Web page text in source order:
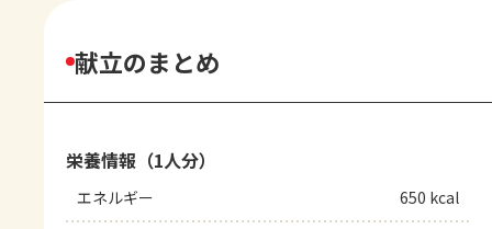
献立のまとめ
栄養情報（1人分）
エネルギー 650 kcal